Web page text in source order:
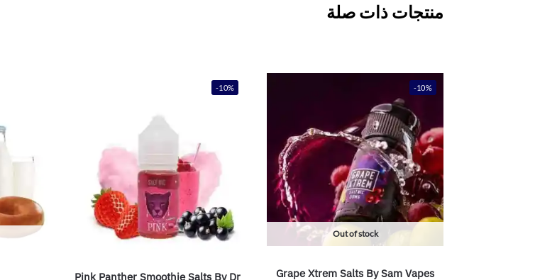
منتجات ذات صلة
-10%
Out of stock
Grape Xtrem Salts By Sam Vapes
-10%
Pink Panther Smoothie Salts By Dr